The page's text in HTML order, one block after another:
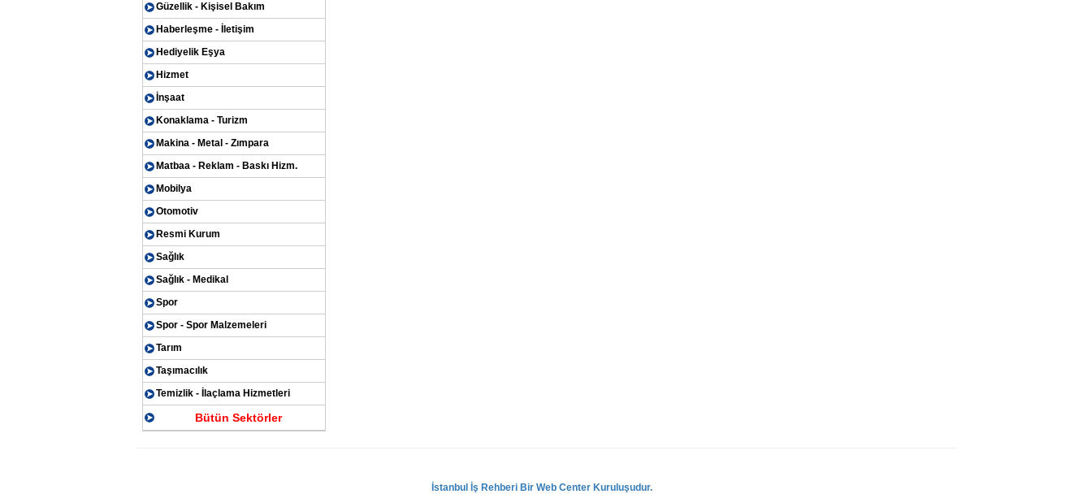
Güzellik - Kişisel Bakım
Haberleşme - İletişim
Hediyelik Eşya
Hizmet
İnşaat
Konaklama - Turizm
Makina - Metal - Zımpara
Matbaa - Reklam - Baskı Hizm.
Mobilya
Otomotiv
Resmi Kurum
Sağlık
Sağlık - Medikal
Spor
Spor - Spor Malzemeleri
Tarım
Taşımacılık
Temizlik - İlaçlama Hizmetleri
Bütün Sektörler
İstanbul İş Rehberi Bir Web Center Kuruluşudur.